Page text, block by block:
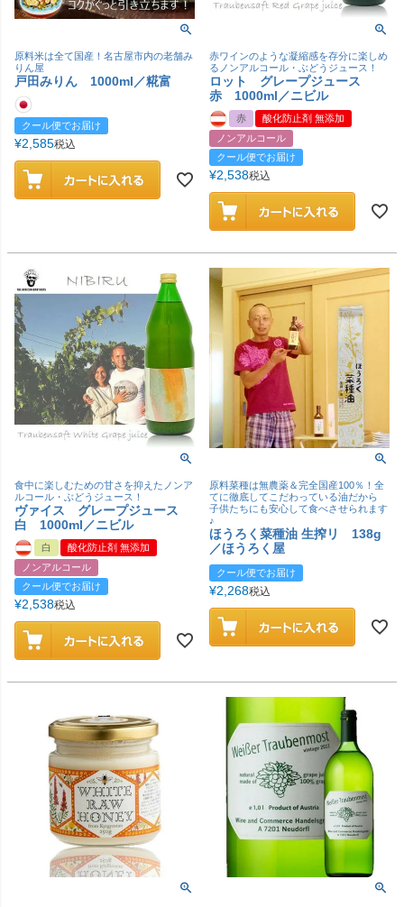
原料米は全て国産！名古屋市内の老舗み
りん屋
戸田みりん 1000ml／糀富
クール便でお届け
¥2,585税込
赤ワインのような凝縮感を存分に楽しめ
るノンアルコール・ぶどうジュース！
ロット グレープジュース
赤 1000ml／ニビル
赤
酸化防止剤 無添加
ノンアルコール
クール便でお届け
¥2,538税込
食中に楽しむための甘さを抑えたノンア
ルコール・ぶどうジュース！
ヴァイス グレープジュース
白 1000ml／ニビル
白
酸化防止剤 無添加
ノンアルコール
クール便でお届け
¥2,538税込
原料菜種は無農薬＆完全国産100％！全
てに徹底してこだわっている油だから
子供たちにも安心して食べさせられます
♪
ほうろく菜種油 生搾リ 138g
／ほうろく屋
クール便でお届け
¥2,268税込